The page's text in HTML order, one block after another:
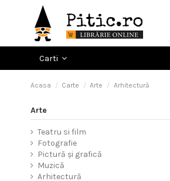
Carti
Acasa Carte Arte Arhitectură
Arte
Teatru si film
Fotografie
Pictură și grafică
Muzică
Arhitectură